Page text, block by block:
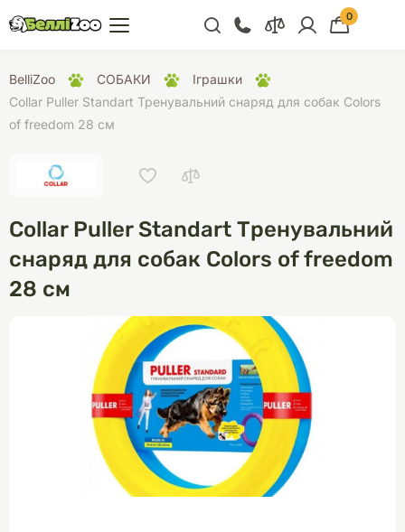
+38 (068) 300 91 91
Відділ продажу
+38 (068) 479 28
0
BelliZoo СОБАКИ
Іграшки
Collar Puller Standart Тренувальний снаряд для собак Colors
of freedom 28 см
Collar Puller Standart Тренувальний
снаряд для собак Colors of freedom
28 см